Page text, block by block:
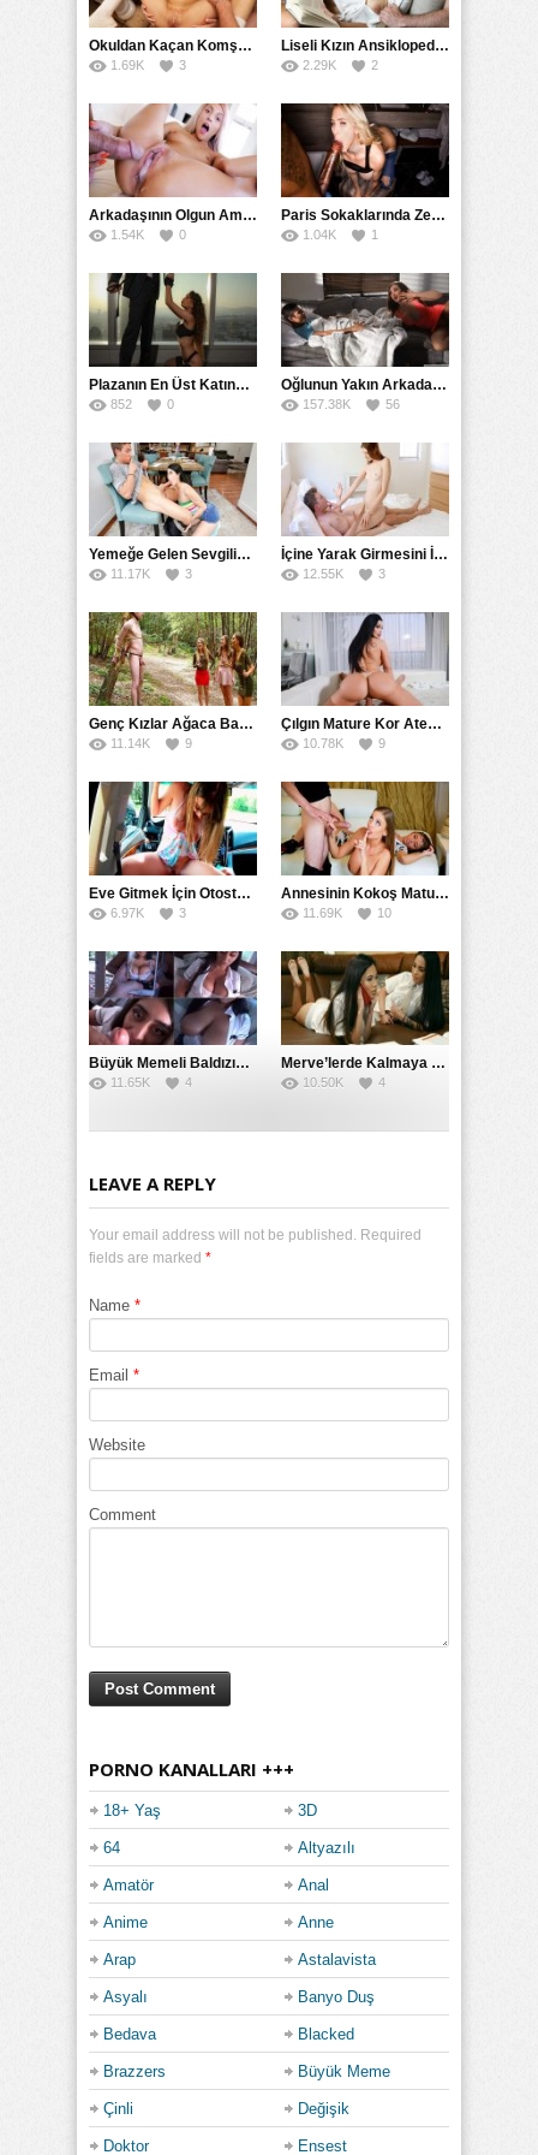
Üniversiteli,Yabancı,Yetişkin Zorla
Okuldan Kaçan Komşu Kızını Bakire Sanıp Götten Sikti
1.69K 3
Liseli Kızın Ansiklopedisini Kitap Gibi Tane Tane Okudu
2.29K 2
Arkadaşının Olgun Amcasına Siktirip İçine Boşalmasını İstedi
1.54K 0
Paris Sokaklarında Zenci Yarağını Gırtlağına Kadar İndirdi
1.04K 1
Plazanın En Üst Katında Üst Seviye Köle Fantezisi Sikişi
852 0
Oğlunun Yakın Arkadaşına Yorgan Altından Sulanan Milf
157.38K 56
Yemeğe Gelen Sevgilisinin Arkadaşına Yarak Yedirdi
11.17K 3
İçine Yarak Girmesini İsteyince Kuzeninin Penisini Kullandı
12.55K 3
Genç Kızlar Ağaca Bağlayarak Tecavüz Etmek İstediler
11.14K 9
Çılgın Mature Kor Ateşiyle Misafirini Yakıp Eritti
10.78K 9
Eve Gitmek İçin Otostop Çeken Üniversiteli Bedelini Ödedi
6.97K 3
Annesinin Kokoş Mature Arkadaşı Tarafından Saksoya Uğradı
11.69K 10
Büyük Memeli Baldızının Takipçilerinin Çoğalması İçin Yardım Etti
11.65K 4
Merve’lerde Kalmaya Gelen Liseli Kız Fanteziyi Dibine Verdirdi
10.50K 4
LEAVE A REPLY
Your email address will not be published. Required
fields are marked *
Name *
Email *
Website
Comment
PORNO KANALLARI +++
18+ Yaş 3D
64 Altyazılı
Amatör Anal
Anime Anne
Arap Astalavista
Asyalı Banyo Duş
Bedava Blacked
Brazzers Büyük Meme
Çinli Değişik
Doktor Ensest